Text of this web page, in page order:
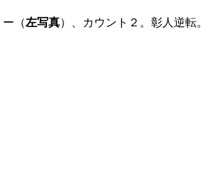
（左写真）、カウント２。彰人逆転。